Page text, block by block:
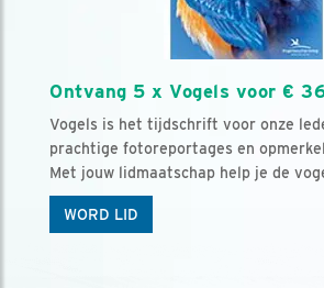
Ontvang 5 x Vogels voor €
Vogels is het tijdschrift voor onze
prachtige fotoreportages en
Met jouw lidmaatschap help je de
WORD LID